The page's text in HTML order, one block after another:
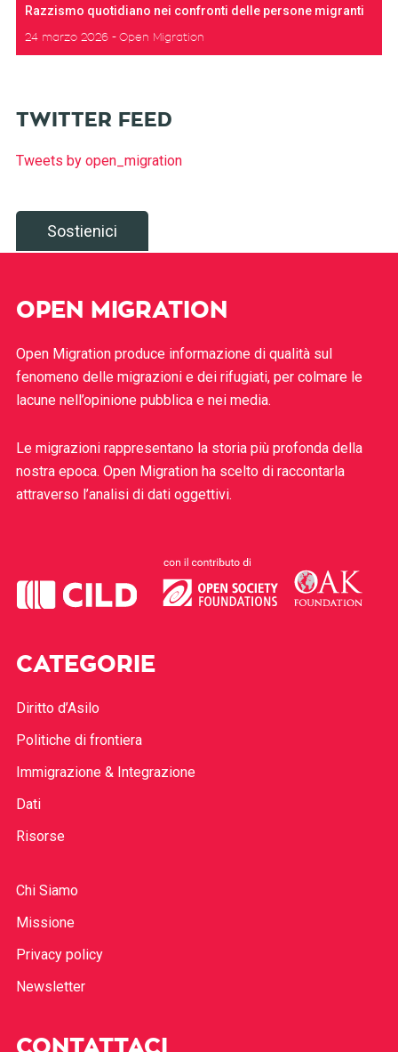
Razzismo quotidiano nei confronti delle persone migranti
24 marzo 2026 Open Migration
TWITTER FEED
Tweets by open_migration
Sostienici
OPEN MIGRATION
Open Migration produce informazione di qualità sul
fenomeno delle migrazioni e dei rifugiati, per colmare le
lacune nell’opinione pubblica e nei media.
Le migrazioni rappresentano la storia più profonda della
nostra epoca. Open Migration ha scelto di raccontarla
attraverso l’analisi di dati oggettivi.
CATEGORIE
Diritto d’Asilo
Politiche di frontiera
Immigrazione & Integrazione
Dati
Risorse
Chi Siamo
Missione
Privacy policy
Newsletter